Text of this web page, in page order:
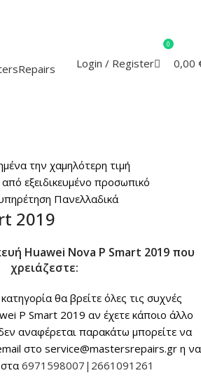
Login / Register
0
0,00
την χαμηλότερη τιμή
εξειδικευμένο προσωπικό
Πανελλαδικά
2019
Huawei Nova P Smart 2019 που
χρειάζεστε:
θα βρείτε όλες τις συχνές
P Smart 2019 αν έχετε κάποιο άλλο
αναφέρεται παρακάτω μπορείτε να
στο service@mastersrepairs.gr η να
6971598007|2661091261